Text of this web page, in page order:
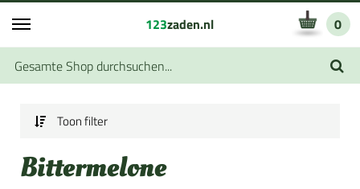
123zaden.nl 0
Toon filter
Bittermelone